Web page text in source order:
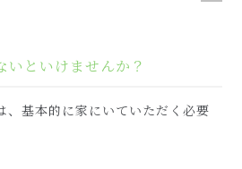
いといけませんか？
、基本的に家にいていただく必要